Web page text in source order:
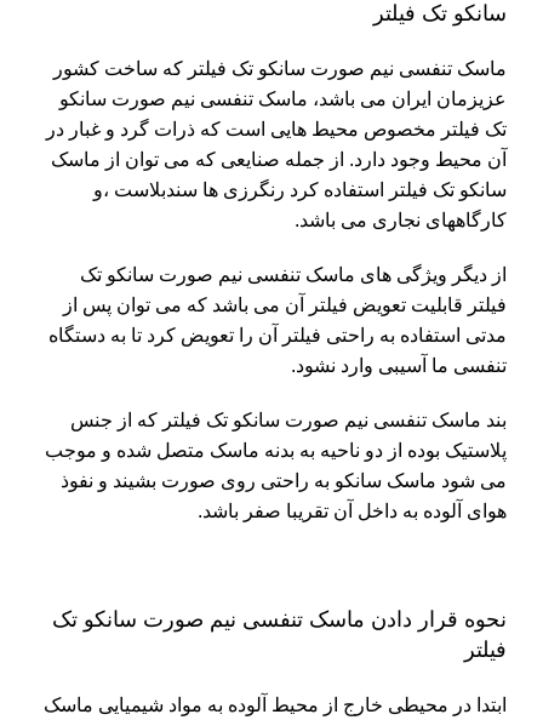
سانکو تک فیلتر
ماسک تنفسی نیم صورت سانکو تک فیلتر که ساخت کشور
عزیزمان ایران می باشد، ماسک تنفسی نیم صورت سانکو
تک فیلتر مخصوص محیط هایی است که ذرات گرد و غبار در
آن محیط وجود دارد. از جمله صنایعی که می توان از ماسک
سانکو تک فیلتر استفاده کرد رنگرزی ها سندبلاست ،و
کارگاههای نجاری می باشد.
از دیگر ویژگی های ماسک تنفسی نیم صورت سانکو تک
فیلتر قابلیت تعویض فیلتر آن می باشد که می توان پس از
مدتی استفاده به راحتی فیلتر آن را تعویض کرد تا به دستگاه
تنفسی ما آسیبی وارد نشود.
بند ماسک تنفسی نیم صورت سانکو تک فیلتر که از جنس
پلاستیک بوده از دو ناحیه به بدنه ماسک متصل شده و موجب
می شود ماسک سانکو به راحتی روی صورت بشیند و نفوذ
هوای آلوده به داخل آن تقریبا صفر باشد.
نحوه قرار دادن ماسک تنفسی نیم صورت سانکو تک
فیلتر
ابتدا در محیطی خارج از محیط آلوده به مواد شیمیایی ماسک